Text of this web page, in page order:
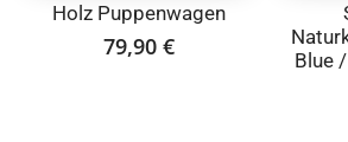
Holz Puppenwagen
79,90 €
Blue